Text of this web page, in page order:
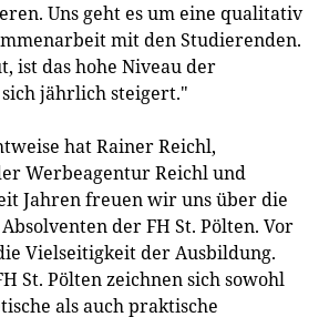
Uns geht es um eine qualitativ
mit den Studierenden.
ist das hohe Niveau der
jährlich steigert."
hat Rainer Reichl,
Werbeagentur Reichl und
Jahren freuen wir uns über die
der FH St. Pölten. Vor
Vielseitigkeit der Ausbildung.
St. Pölten zeichnen sich sowohl
als auch praktische